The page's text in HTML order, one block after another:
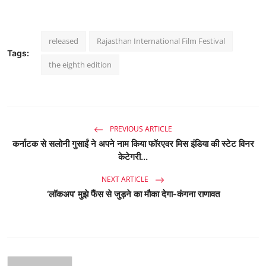
Tags:
released Rajasthan International Film Festival
the eighth edition
PREVIOUS ARTICLE
कर्नाटक से सलोनी गुसाईं ने अपने नाम किया फॉरएवर मिस इंडिया की स्टेट विनर
केटेगरी...
NEXT ARTICLE
‘लॉकअप’ मुझे फैंस से जुड़ने का मौका देगा-कंगना राणावत